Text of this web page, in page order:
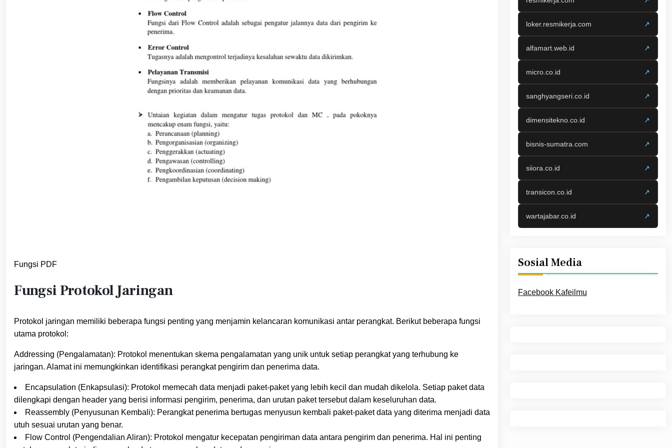
Fungsi PDF
Fungsi Protokol Jaringan
Protokol jaringan memiliki beberapa fungsi penting yang menjamin kelancaran komunikasi antar perangkat. Berikut beberapa fungsi
utama protokol:
Addressing (Pengalamatan): Protokol menentukan skema pengalamatan yang unik untuk setiap perangkat yang terhubung ke
jaringan. Alamat ini memungkinkan identifikasi perangkat pengirim dan penerima data.
Encapsulation (Enkapsulasi): Protokol memecah data menjadi paket-paket yang lebih kecil dan mudah dikelola. Setiap paket data
dilengkapi dengan header yang berisi informasi pengirim, penerima, dan urutan paket tersebut dalam keseluruhan data.
Reassembly (Penyusunan Kembali): Perangkat penerima bertugas menyusun kembali paket-paket data yang diterima menjadi data
utuh sesuai urutan yang benar.
Flow Control (Pengendalian Aliran): Protokol mengatur kecepatan pengiriman data antara pengirim dan penerima. Hal ini penting
loker.resmikerja.com ↗
alfamart.web.id ↗
micro.co.id ↗
sanghyangseri.co.id ↗
dimensitekno.co.id ↗
bisnis-sumatra.com ↗
siiora.co.id ↗
transicon.co.id ↗
wartajabar.co.id ↗
Sosial Media
Facebook Kafeilmu